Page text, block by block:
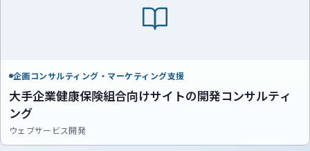
企画コンサルティング・マーケティング支援
大手企業健康保険組合向けサイトの開発コンサルティ
ング
ウェブサービス開発